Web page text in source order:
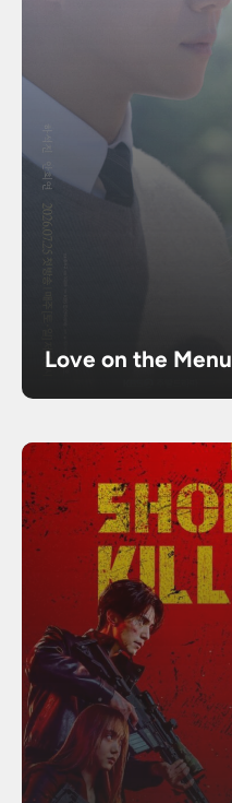
Love on the Menu